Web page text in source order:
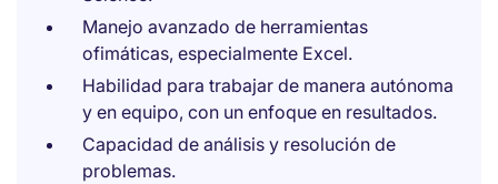
Manejo avanzado de herramientas
ofimáticas, especialmente Excel.
Habilidad para trabajar de manera autónoma
y en equipo, con un enfoque en resultados.
Capacidad de análisis y resolución de
problemas.